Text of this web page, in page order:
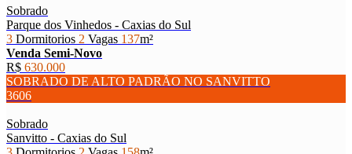
Sobrado
Parque dos Vinhedos - Caxias do Sul
3 Dormitorios 2 Vagas 137m²
Venda Semi-Novo
R$ 630.000
SOBRADO DE ALTO PADRÃO NO SANVITTO
3606
Sobrado
Sanvitto - Caxias do Sul